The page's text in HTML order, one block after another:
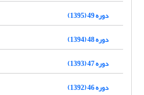
دوره 49 (1395)
دوره 48 (1394)
دوره 47 (1393)
دوره 46 (1392)